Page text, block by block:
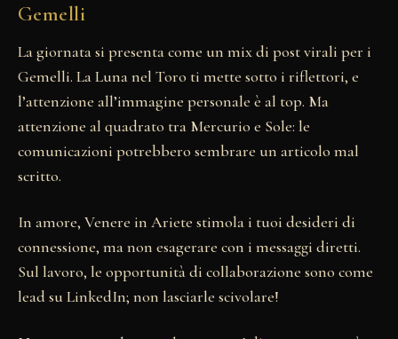
Gemelli
La giornata si presenta come un mix di post virali per i
Gemelli. La Luna nel Toro ti mette sotto i riflettori, e
l’attenzione all’immagine personale è al top. Ma
attenzione al quadrato tra Mercurio e Sole: le
comunicazioni potrebbero sembrare un articolo mal
scritto.
In amore, Venere in Ariete stimola i tuoi desideri di
connessione, ma non esagerare con i messaggi diretti.
Sul lavoro, le opportunità di collaborazione sono come
lead su LinkedIn; non lasciarle scivolare!